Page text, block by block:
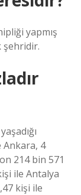
yapmış
şehridir.
Ankara, 4
214 bin 571
ile Antalya
kişi ile